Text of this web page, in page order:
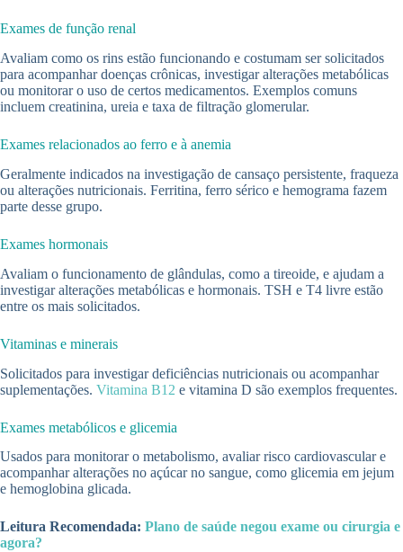
Exames de função renal
Avaliam como os rins estão funcionando e costumam ser solicitados
para acompanhar doenças crônicas, investigar alterações metabólicas
ou monitorar o uso de certos medicamentos. Exemplos comuns
incluem creatinina, ureia e taxa de filtração glomerular.
Exames relacionados ao ferro e à anemia
Geralmente indicados na investigação de cansaço persistente, fraqueza
ou alterações nutricionais. Ferritina, ferro sérico e hemograma fazem
parte desse grupo.
Exames hormonais
Avaliam o funcionamento de glândulas, como a tireoide, e ajudam a
investigar alterações metabólicas e hormonais. TSH e T4 livre estão
entre os mais solicitados.
Vitaminas e minerais
Solicitados para investigar deficiências nutricionais ou acompanhar
suplementações. Vitamina B12 e vitamina D são exemplos frequentes.
Exames metabólicos e glicemia
Usados para monitorar o metabolismo, avaliar risco cardiovascular e
acompanhar alterações no açúcar no sangue, como glicemia em jejum
e hemoglobina glicada.
Leitura Recomendada: Plano de saúde negou exame ou cirurgia e
agora?